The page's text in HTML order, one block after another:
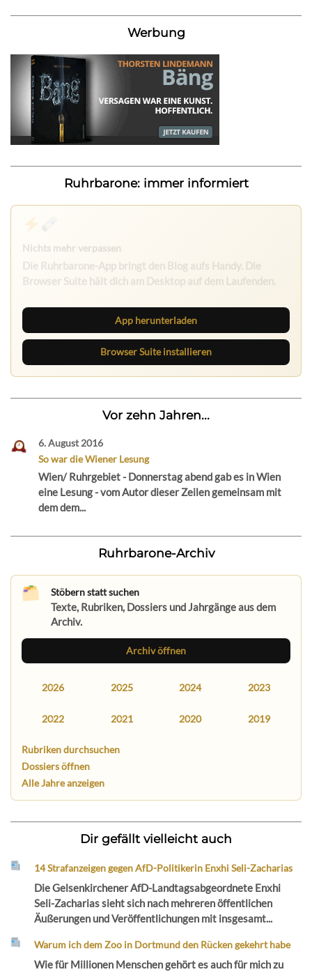
Werbung
Ruhrbarone: immer informiert
App herunterladen
Browser Suite installieren
Vor zehn Jahren...
6. August 2016
So war die Wiener Lesung
Wien/ Ruhrgebiet - Donnerstag abend gab es in Wien
eine Lesung - vom Autor dieser Zeilen gemeinsam mit
dem dem...
Ruhrbarone-Archiv
Stöbern statt suchen
Texte, Rubriken, Dossiers und Jahrgänge aus dem
Archiv.
Archiv öffnen
2026 2025 2024 2023
2022 2021 2020 2019
Rubriken durchsuchen
Dossiers öffnen
Alle Jahre anzeigen
Dir gefällt vielleicht auch
14 Strafanzeigen gegen AfD-Politikerin Enxhi Seli-Zacharias
Die Gelsenkirchener AfD-Landtagsabgeordnete Enxhi
Seli-Zacharias sieht sich nach mehreren öffentlichen
Äußerungen und Veröffentlichungen mit insgesamt...
Warum ich dem Zoo in Dortmund den Rücken gekehrt habe
Wie für Millionen Menschen gehört es auch für mich zu